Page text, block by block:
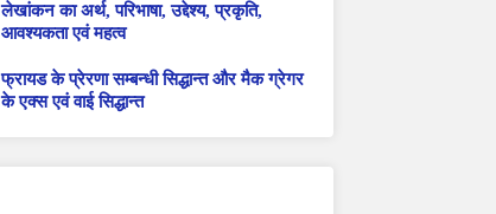
लेखांकन का अर्थ, परिभाषा, उद्देश्य, प्रकृति,
आवश्यकता एवं महत्व
फ्रायड के प्रेरणा सम्बन्धी सिद्धान्त और मैक ग्रेगर
के एक्स एवं वाई सिद्धान्त